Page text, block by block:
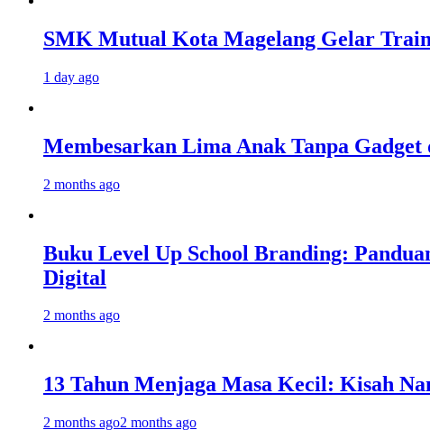
SMK Mutual Kota Magelang Gelar
1 day ago
Membesarkan Lima Anak Tanpa
2 months ago
Buku Level Up School Branding:
Digital
2 months ago
13 Tahun Menjaga Masa Kecil: Kisah
2 months ago2 months ago